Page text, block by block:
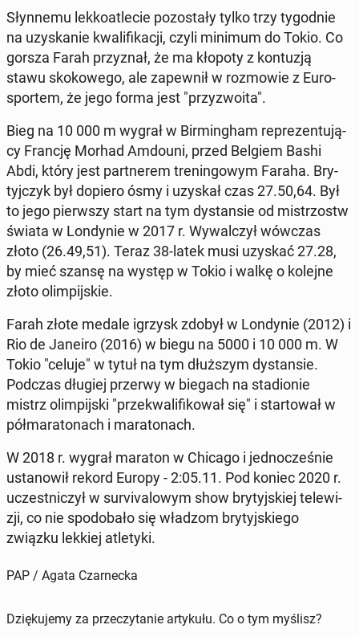
Słyn­ne­mu lek­ko­atle­cie po­zo­sta­ły tylko trzy ty­go­dnie
na uzy­ska­nie kwa­li­fi­ka­cji, czyli minimum do Tokio. Co
gorsza Farah przy­znał, że ma kłopoty z kon­tu­zją
stawu sko­ko­we­go, ale za­pew­nił w roz­mo­wie z Eu­ro­
spor­tem, że jego forma jest "przy­zwo­ita".
Bieg na 10 000 m wygrał w Bir­ming­ham re­pre­zen­tu­ją­
cy Francję Morhad Amdouni, przed Belgiem Bashi
Abdi, który jest part­ne­rem tre­nin­go­wym Faraha. Bry­
tyj­czyk był dopiero ósmy i uzyskał czas 27.50,64. Był
to jego pierw­szy start na tym dy­stan­sie od mi­strzostw
świata w Lon­dy­nie w 2017 r. Wy­wal­czył wówczas
złoto (26.49,51). Teraz 38-latek musi uzyskać 27.28,
by mieć szansę na występ w Tokio i walkę o kolejne
złoto olim­pij­skie.
Farah złote medale igrzysk zdobył w Lon­dy­nie (2012) i
Rio de Janeiro (2016) w biegu na 5000 i 10 000 m. W
Tokio "celuje" w tytuł na tym dłuż­szym dy­stan­sie.
Podczas długiej przerwy w biegach na sta­dio­nie
mistrz olim­pij­ski "prze­kwa­li­fi­ko­wał się" i star­to­wał w
pół­ma­ra­to­nach i ma­ra­to­nach.
W 2018 r. wygrał maraton w Chicago i jed­no­cze­śnie
usta­no­wił rekord Europy - 2:05.11. Pod koniec 2020 r.
uczest­ni­czył w su­rvi­va­lo­wym show bry­tyj­skiej te­le­wi­
zji, co nie spodo­ba­ło się władzom bry­tyj­skie­go
związku lekkiej atle­ty­ki.
PAP / Agata Czarnecka
Dziękujemy za przeczytanie artykułu. Co o tym myślisz?